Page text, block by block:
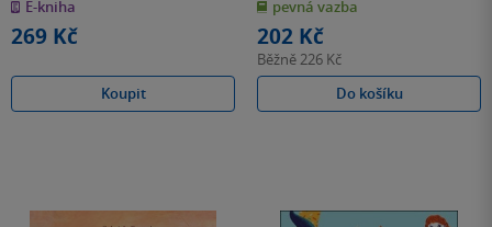
5
hvězdiček
E-kniha
269 Kč
Koupit
5
hvězdiček
pevná vazba
202 Kč
Běžně226 Kč
Do košíku